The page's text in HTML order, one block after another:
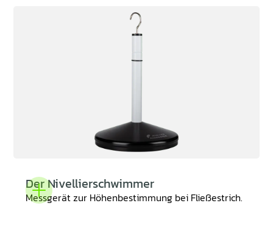
Der Nivellierschwimmer
Messgerät zur Höhenbestimmung bei Fließestrich.